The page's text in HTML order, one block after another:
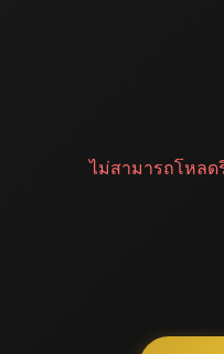
ไม่สามารถโหลด